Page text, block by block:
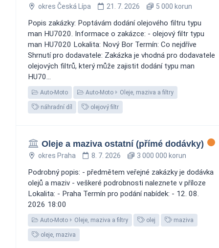
okres Česká Lípa 21. 7. 2026 5 000 korun
Popis zakázky: Poptávám dodání olejového filtru typu
man HU7020. Informace o zakázce: - olejový filtr typu
man HU7020 Lokalita: Nový Bor Termín: Co nejdříve
Shrnutí pro dodavatele: Zakázka je vhodná pro dodavatele
olejových filtrů, který může zajistit dodání typu man
HU70...
Auto-Moto Auto-Moto Oleje, maziva a filtry
náhradní díl olejový filtr
Oleje a maziva ostatní (přímé dodávky)
okres Praha 8. 7. 2026 3 000 000 korun
Podrobný popis: - předmětem veřejné zakázky je dodávka
olejů a maziv - veškeré podrobnosti naleznete v příloze
Lokalita: - Praha Termín pro podání nabídek: - 12. 08.
2026 18:00
Auto-Moto Oleje, maziva a filtry olej maziva
oleje, maziva